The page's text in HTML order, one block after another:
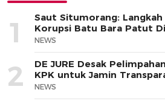
1
Saut Situmorang:
Korupsi Batu Bara Patut
NEWS
2
DE JURE Desak
KPK untuk Jamin
NEWS